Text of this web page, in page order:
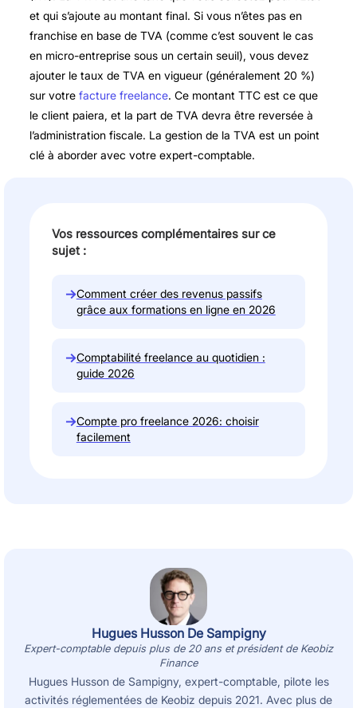
et qui s’ajoute au montant final. Si vous n’êtes pas en
franchise en base de TVA (comme c’est souvent le cas
en micro-entreprise sous un certain seuil), vous devez
ajouter le taux de TVA en vigueur (généralement 20 %)
sur votre facture freelance. Ce montant TTC est ce que
le client paiera, et la part de TVA devra être reversée à
l’administration fiscale. La gestion de la TVA est un point
clé à aborder avec votre expert-comptable.
Vos ressources complémentaires sur ce
sujet :
→Comment créer des revenus passifs
grâce aux formations en ligne en 2026
→Comptabilité freelance au quotidien :
guide 2026
→Compte pro freelance 2026: choisir
facilement
Hugues Husson De Sampigny
Expert-comptable depuis plus de 20 ans et président de Keobiz
Finance
Hugues Husson de Sampigny, expert-comptable, pilote les
activités réglementées de Keobiz depuis 2021. Avec plus de